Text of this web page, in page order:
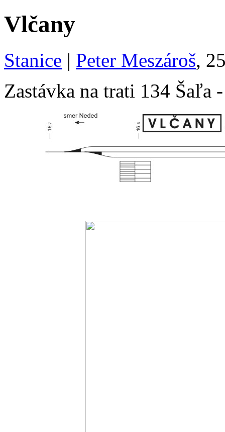
Vlčany
Stanice | Peter Meszároš,
Zastávka na trati 134 Šaľa